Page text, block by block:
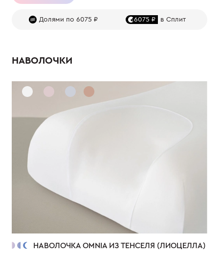
Долями по 6075 ₽ 6075 ₽ в Сплит
НАВОЛОЧКИ
НАВОЛОЧКА OMNIA ИЗ ТЕНСЕЛЯ (ЛИОЦЕЛЛА)